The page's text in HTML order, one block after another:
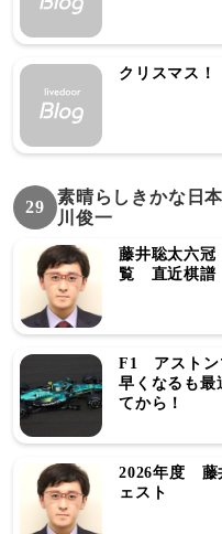
クリスマス！
29
素晴らしきかな日
川俊一
藤井聡太六冠
覧 直近棋譜
F1 アストン
早くなるも最
てから！
2026年度 藤
ェスト